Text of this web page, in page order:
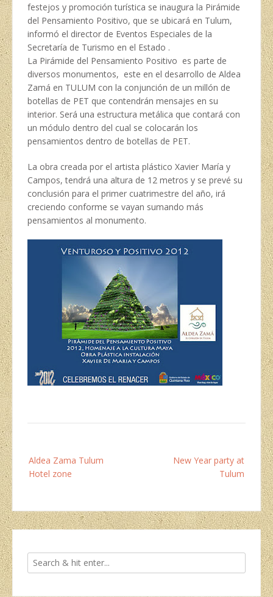
festejos y promoción turística se inaugura la Pirámide
del Pensamiento Positivo, que se ubicará en Tulum,
informó el director de Eventos Especiales de la
Secretaría de Turismo en el Estado .
La Pirámide del Pensamiento Positivo es parte de
diversos monumentos, este en el desarrollo de Aldea
Zamá en TULUM con la conjunción de un millón de
botellas de PET que contendrán mensajes en su
interior. Será una estructura metálica que contará con
un módulo dentro del cual se colocarán los
pensamientos dentro de botellas de PET.
La obra creada por el artista plástico Xavier María y
Campos, tendrá una altura de 12 metros y se prevé su
conclusión para el primer cuatrimestre del año, irá
creciendo conforme se vayan sumando más
pensamientos al monumento.
navigation
Aldea Zama Tulum
Hotel zone
New Year party at
Tulum